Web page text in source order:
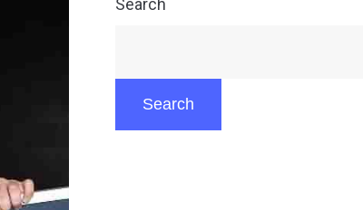
Search
Search